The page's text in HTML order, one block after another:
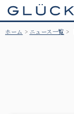
ホーム ニュース一覧